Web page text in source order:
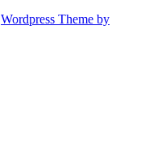
Wordpress Theme by